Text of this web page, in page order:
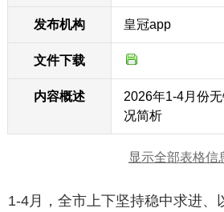
发布机构 皇冠app
文件下载
内容概述
2026年1-4月份
况简析
显示全部表格信
1-4月，全市上下坚持稳中求进、